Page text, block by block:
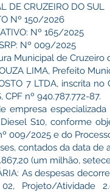
DE CRUZEIRO DO SUL
Nº 150/2026
Nº 165/2025
Nº 009/2025
Municipal de
LIMA, Prefeito
7 LTDA, inscrita
CPF nº 940.787.772-87.
empresa
S10, conforme
009/2025 e do
contados da data de
(um milhão,
As despesas
Projeto/Atividade